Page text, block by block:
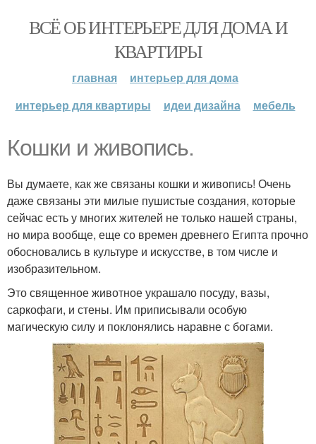
ВСЁ ОБ ИНТЕРЬЕРЕ ДЛЯ ДОМА И
КВАРТИРЫ
главная
интерьер для дома
интерьер для квартиры
идеи дизайна мебель
Кошки и живопись.
Вы думаете, как же связаны кошки и живопись! Очень
даже связаны эти милые пушистые создания, которые
сейчас есть у многих жителей не только нашей страны,
но мира вообще, еще со времен древнего Египта прочно
обосновались в культуре и искусстве, в том числе и
изобразительном.
Это священное животное украшало посуду, вазы,
саркофаги, и стены. Им приписывали особую
магическую силу и поклонялись наравне с богами.